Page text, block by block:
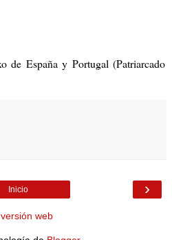
de España y Portugal (Patriarcado
›
Inicio
web